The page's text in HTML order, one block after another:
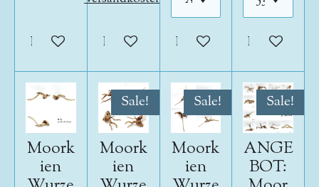
In den WarenkorbIn den WarenkorbIn den Warenkorb
In den
Moork
ien
Sale!
Moork
ien
Sale!
Moork
ien
Sale!
ANGE
BOT: